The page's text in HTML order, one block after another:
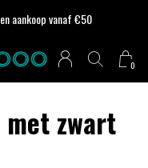
0
aankoop vanaf €50
zwart